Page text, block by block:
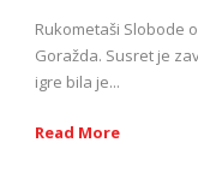
Rukometaši Slobode
Goražda. Susret je
igre bila je...
Read More